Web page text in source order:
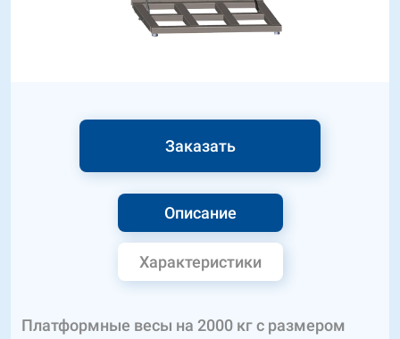
Описание
Характеристики
Заказать
Платформные весы на 2000 кг с размером